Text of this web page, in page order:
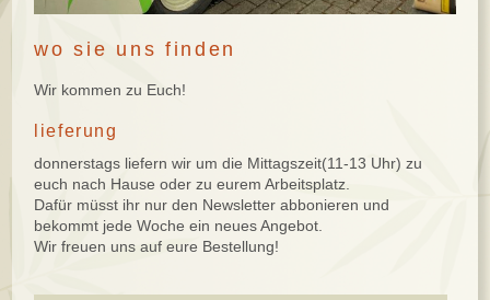
wo sie uns finden
Wir kommen zu Euch!
lieferung
donnerstags liefern wir um die Mittagszeit(11-13 Uhr) zu
euch nach Hause oder zu eurem Arbeitsplatz.
Dafür müsst ihr nur den Newsletter abbonieren und
bekommt jede Woche ein neues Angebot.
Wir freuen uns auf eure Bestellung!